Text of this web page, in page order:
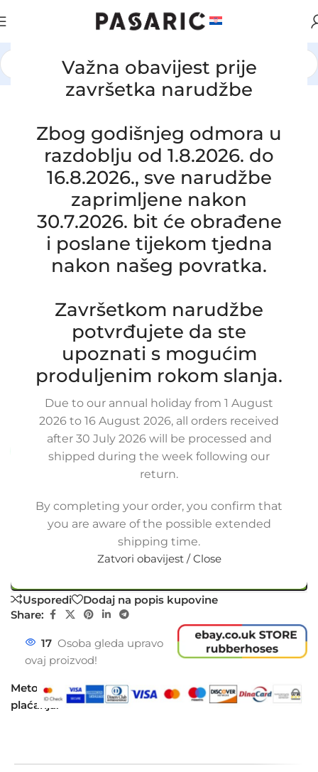
Važna obavijest prije
završetka narudžbe
Zbog godišnjeg odmora u
razdoblju od 1.8.2026. do
16.8.2026., sve narudžbe
zaprimljene nakon
30.7.2026. bit će obrađene
i poslane tijekom tjedna
nakon našeg povratka.
Završetkom narudžbe
potvrđujete da ste
upoznati s mogućim
produljenim rokom slanja.
Due to our annual holiday from 1 August
2026 to 16 August 2026, all orders received
after 30 July 2026 will be processed and
shipped during the week following our
return.
By completing your order, you confirm that
you are aware of the possible extended
shipping time.
Zatvori obavijest / Close
AUTOMOBILI / VOLVO
Zamjensko crijevo intercoolera za
FORD MONDEO / S MAX / GALAXY
2.0 TDCI, VOLVO V70 2.0 D,
6G916C700AB, 6G916C700-AB
2-1-41-V
Stanje:Novo | Garancija: 5 god jamstva
Dostupno uz narudžbu (isti ili sljedeći radni dan)
Dodaj u košaricu
Usporedi
Dodaj na popis kupovine
Share:
17 Osoba gleda upravo
ovaj proizvod!
Metode
plaćanja: